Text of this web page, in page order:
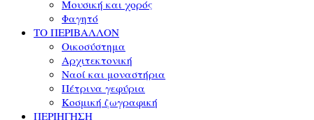
Μουσική και χορός
Φαγητό
ΤΟ ΠΕΡΙΒΑΛΛΟΝ
Οικοσύστημα
Αρχιτεκτονική
Ναοί και μοναστήρια
Πέτρινα γεφύρια
Κοσμική ζωγραφική
ΠΕΡΙΗΓΗΣΗ